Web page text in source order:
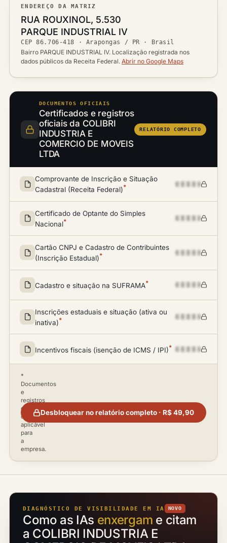
ENDEREÇO DA MATRIZ
Logradouro
RUA ROUXINOL, 5.530
Bairro
PARQUE INDUSTRIAL IV
CEP
CEP86.706-418 ·
Cidade / UF
Arapongas / PR · Brasil
Ver localização no mapa
Bairro PARQUE INDUSTRIAL IV. Localização registrada nos
dados públicos da Receita Federal. Abrir no Google Maps
DOCUMENTOS OFICIAIS
Certificados e registros
oficiais da COLIBRI
INDUSTRIA E
COMERCIO DE MOVEIS
LTDA
RELATÓRIO COMPLETO
Comprovante de Inscrição e Situação
Cadastral (Receita Federal)*
Certificado de Optante do Simples
Nacional*
Cartão CNPJ e Cadastro de Contribuintes
(Inscrição Estadual)*
Cadastro e situação na SUFRAMA*
Inscrições estaduais e situação (ativa ou
inativa)*
Incentivos fiscais (isenção de ICMS / IPI)*
*
Documentos
e
registros
disponíveis
conforme
aplicável
para
a
empresa.
Desbloquear no relatório completo · R$ 49,90
DIAGNÓSTICO DE VISIBILIDADE EM IA NOVO
Como as IAs enxergam e citam
a COLIBRI INDUSTRIA E